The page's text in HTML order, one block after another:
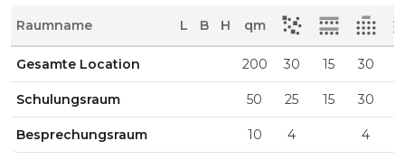
Raumname L B H qm
Gesamte Location 200 30 15 30
Schulungsraum 50 25 15 30
Besprechungsraum 10 4 4